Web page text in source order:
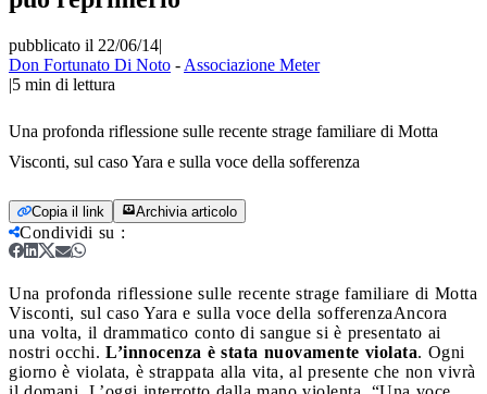
pubblicato il 22/06/14|
Don Fortunato Di Noto - Associazione Meter
|5 min di lettura
Una profonda riflessione sulle recente strage familiare di Motta
Visconti, sul caso Yara e sulla voce della sofferenza
Copia il link Archivia articolo
Condividi su :
Una profonda riflessione sulle recente strage familiare di Motta
Visconti, sul caso Yara e sulla voce della sofferenzaAncora
una volta, il drammatico conto di sangue si è presentato ai
nostri occhi. L’innocenza è stata nuovamente violata. Ogni
giorno è violata, è strappata alla vita, al presente che non vivrà